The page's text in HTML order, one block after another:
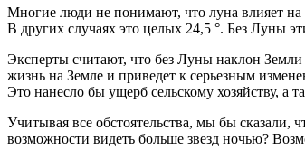
Многие люди не понимают, что луна влияет на
В других случаях это целых 24,5 °. Без Луны
Эксперты считают, что без Луны наклон Земли
жизнь на Земле и приведет к серьезным
Это нанесло бы ущерб сельскому хозяйству, а
Учитывая все обстоятельства, мы бы сказали,
возможности видеть больше звезд ночью?